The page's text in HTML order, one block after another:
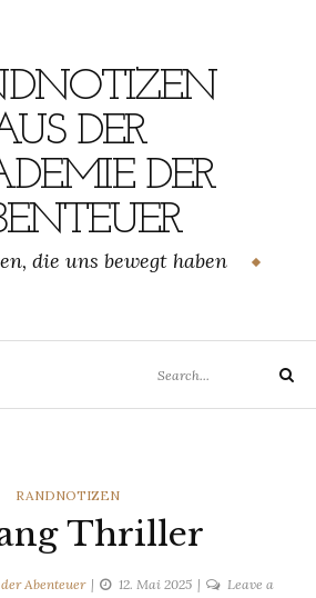
DER
DER
die uns bewegt haben
for:
Search
CATEGORIES
RANDNOTIZEN
Thriller
Abenteuer 12. Mai 2025
Leave a